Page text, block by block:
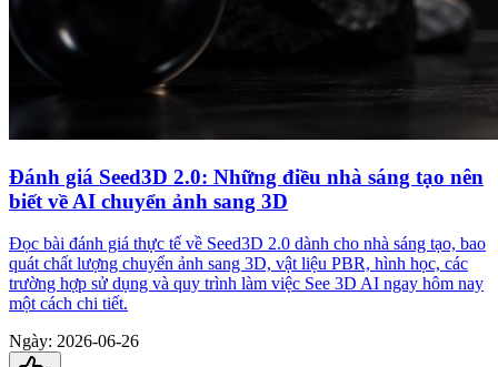
Đánh giá Seed3D 2.0: Những điều nhà sáng tạo nên
biết về AI chuyển ảnh sang 3D
Đọc bài đánh giá thực tế về Seed3D 2.0 dành cho nhà sáng tạo, bao
quát chất lượng chuyển ảnh sang 3D, vật liệu PBR, hình học, các
trường hợp sử dụng và quy trình làm việc See 3D AI ngay hôm nay
một cách chi tiết.
Ngày: 2026-06-26